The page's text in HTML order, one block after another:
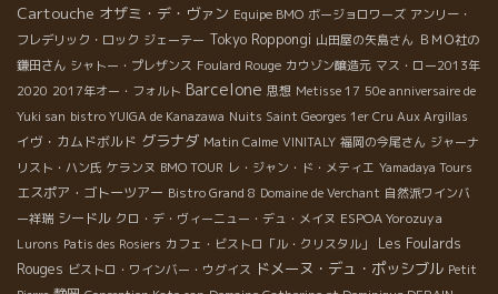
Cartouche オザミ・デ・ヴァン Equipe BMO ボージョロワーズ アンリー・
フレデリック・ロック ジェーテー Tokyo Roppongi 山田屋の矢島さん ＢＭＯ社の
鎌田さん シャトー・プレザンス Foulard Rouge カウゾン醸造元 マス・ロー2013年
2020 2017年オー・フォルト Barcelone 思想 Metisse 17 50e anniversaire de
Yuki san bistro YUIGA de Kanazawa Nuits Saint Georges 1er Cru Aux Argillas
イヴ・カムドボルド グラナダ Matin Calme VINITALY 福岡の今尾さん ジャーナ
リスト・ハン氏 ケランヌ BMO TOUR レ・ジャン・ド・メティエ Yamadaya Tours
エスポア・ゴトーツアー Bistro Grand 8 Domaine de Verchant 自然派ワインバ
ー祥瑞 シードル クロ・デ・ヴィーニュー・デュ・メイヌ ESPOA Yorozuya
Lurons Patis des Rosiers カフェ・ビストロ「ル・クリスタル」
Les Foulards
Rouges ビストロ・ワインバー・ウグイス ドメーヌ・デュ・ポッシブル Petit